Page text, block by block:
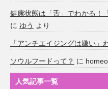
健康状態は「舌」でわかる！
に ゆう より
「アンチエイジングは嫌い」
ソウルフードって？ に
人気記事一覧